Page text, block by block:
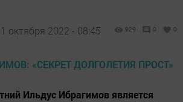
1 октября 2022 - 08:45 929 0 0
Ильдус Ибрагимов является